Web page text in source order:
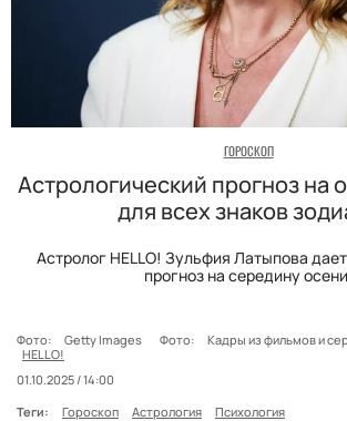
ГОРОСКОП
Астрологический прогноз на
для всех знаков
Астролог HELLO! Зульфия Латыпова
прогноз на середину
Фото: Getty Images Фото: Кадры из фильмов и
HELLO!
01.10.2025 / 14:00
Теги:
Гороскоп Астрология Психология